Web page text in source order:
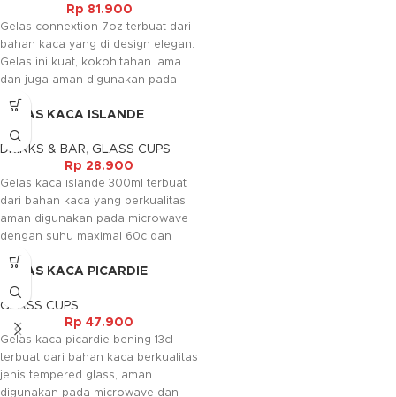
Rp 81.900
Gelas connextion 7oz terbuat dari
bahan kaca yang di design elegan.
Gelas ini kuat, kokoh,tahan lama
dan juga aman digunakan pada
mesin pencuci piring elektrik. Gelas
ini biasanya digunakan untuk
minuman wine.
GELAS KACA ISLANDE
(300ML)
DRINKS & BAR, GLASS CUPS
Rp 28.900
Gelas kaca islande 300ml terbuat
dari bahan kaca yang berkualitas,
aman digunakan pada microwave
dengan suhu maximal 60c dan
aman digunakan pada mesin
pencuci piring elektrik.
GELAS KACA PICARDIE
BENING (13CL)
GLASS CUPS
Rp 47.900
Gelas kaca picardie bening 13cl
terbuat dari bahan kaca berkualitas
jenis tempered glass, aman
digunakan pada microwave dan